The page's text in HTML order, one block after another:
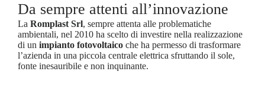
Da sempre attenti all’innovazione
La Romplast Srl, sempre attenta alle problematiche
ambientali, nel 2010 ha scelto di investire nella realizzazione
di un impianto fotovoltaico che ha permesso di trasformare
l’azienda in una piccola centrale elettrica sfruttando il sole,
fonte inesauribile e non inquinante.